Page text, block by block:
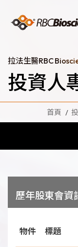
Language
MagCore
拉法生醫RBC
投資人
首頁
歷年股東會資
物件 標題